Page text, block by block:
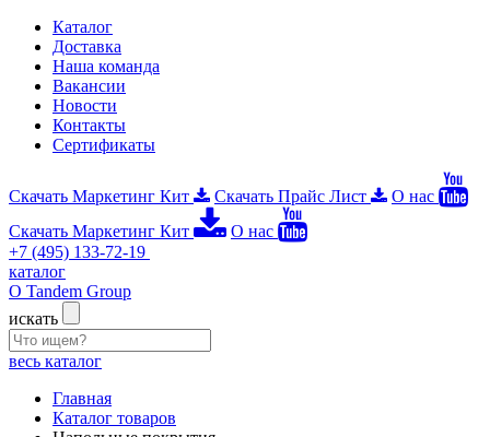
Каталог
Доставка
Наша команда
Вакансии
Новости
Контакты
Сертификаты
Скачать Маркетинг Кит Скачать Прайс Лист
О нас
Скачать Маркетинг Кит
О нас
+7 (495) 133-72-19
каталог
О Tandem Group
искать
весь каталог
Главная
Каталог товаров